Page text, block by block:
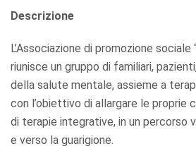
Descrizione
L’Associazione di promozione sociale
riunisce un gruppo di familiari,
della salute mentale, assieme a
con l’obiettivo di allargare le proprie
di terapie integrative, in un percorso
e verso la guarigione.